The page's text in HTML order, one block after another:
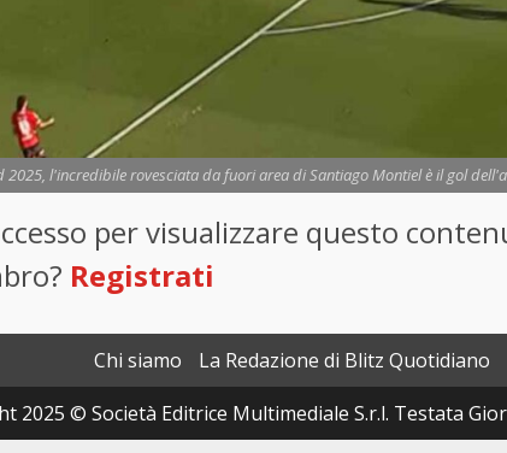
2025, l'incredibile rovesciata da fuori area di Santiago Montiel è il gol
per visualizzare questo
Registrati
Chi siamo La Redazione di Blitz Quotidiano
2025 © Società Editrice Multimediale S.r.l. Testata